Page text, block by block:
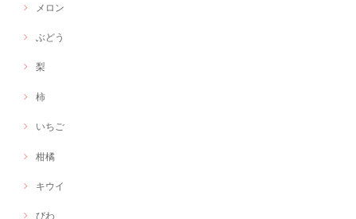
メロン
ぶどう
梨
柿
いちご
柑橘
キウイ
びわ